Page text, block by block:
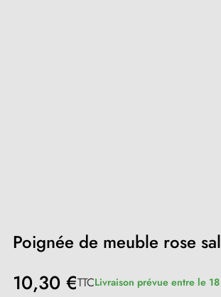
Poignée de meuble rose
10,30 €TTCLivraison prévue entre le